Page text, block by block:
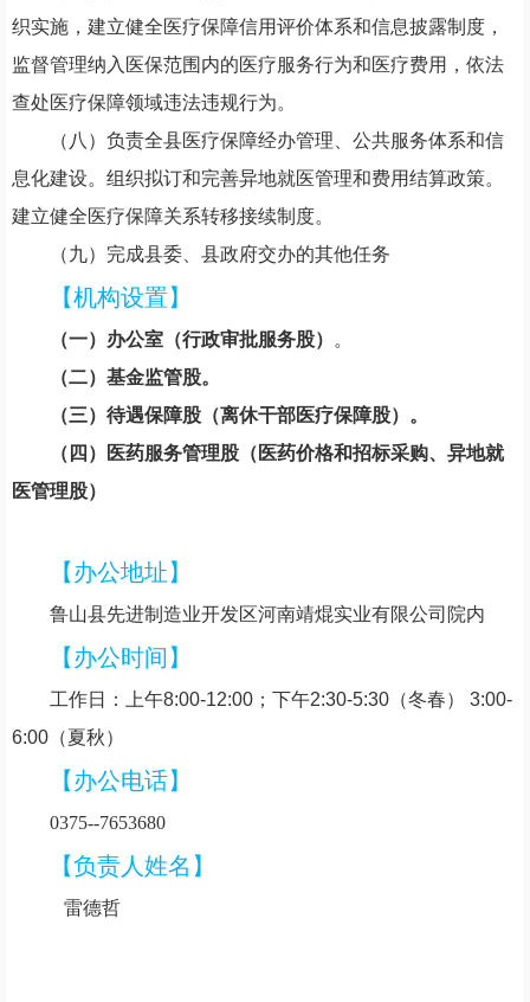
织实施 ， 建立健全医疗保障信用评价体系和信息披露制度，
监督管理纳入医保范围内的医疗服务行为和医疗费用，依法
查处医疗保障领域违法违规行为。
（ 八 ） 负责全县医疗保障经办管理、公共服务体系和信
息化建设。组织拟订和完善异地就医管理和费用结算政策。
建立健全医疗保障关系转移接续制度。
（九） 完成县委、县政府交办的其他任务
【机构设置】
（一） 办公室 （行政审批服务股）
。
（二） 基金监管股。
（三） 待遇保障股 （离休干部医疗保障股） 。
（ 四 ） 医药服务管理股 （ 医药价格和招标采购、异地就
医管理股）
【办公地址】
鲁山县先进制造业开发区河南靖焜实业有限公司院内
【办公时间】
工作日：上午8:00-12:00；下午2:30-5:30（冬春） 3:00-
6:00（夏秋）
【办公电话】
0375--7653680
【负责人姓名】
雷德哲